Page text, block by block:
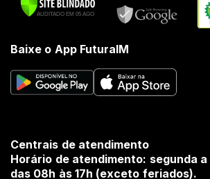
Baixe o App FuturaIM
Centrais de atendimento
Horário de atendimento: segunda
das 08h às 17h (exceto feriados).